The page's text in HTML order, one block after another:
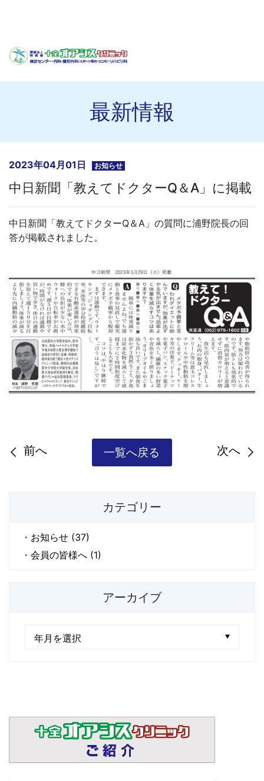
最新情報
2023年04月01日 お知らせ
中日新聞「教えてドクターQ＆A」に掲載
中日新聞「教えてドクターQ＆A」の質問に浦野院長の回
答が掲載されました。
前へ 一覧へ戻る 次へ
カテゴリー
お知らせ (37)
会員の皆様へ (1)
アーカイブ